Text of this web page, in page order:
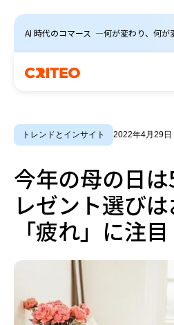
AI 時代のコマース ―何が変わり、何が
トレンドとインサイト 2022年4月29日
今年の母の日
レゼント選び
「疲れ」に注目